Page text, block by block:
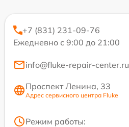
+7 (831) 231-09-76
Ежедневно с 9:00 до 21:00
info@fluke-repair-center.ru
Проспект Ленина, 33
Адрес сервисного центра Fluke
Режим работы: